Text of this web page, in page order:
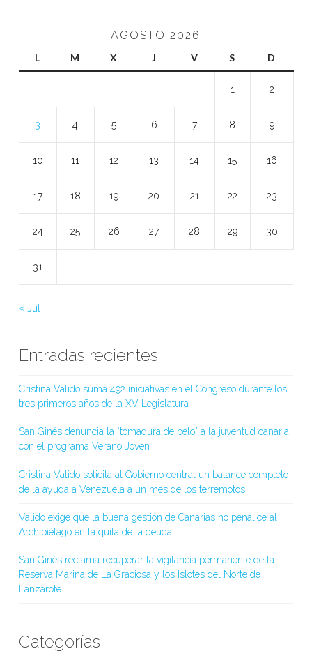
AGOSTO 2026
L M X J V S D
1 2
3 4 5 6 7 8 9
10 11 12 13 14 15 16
17 18 19 20 21 22 23
24 25 26 27 28 29 30
31
« Jul
Entradas recientes
Cristina Valido suma 492 iniciativas en el Congreso durante los
tres primeros años de la XV Legislatura
San Ginés denuncia la “tomadura de pelo” a la juventud canaria
con el programa Verano Joven
Cristina Valido solicita al Gobierno central un balance completo
de la ayuda a Venezuela a un mes de los terremotos
Valido exige que la buena gestión de Canarias no penalice al
Archipiélago en la quita de la deuda
San Ginés reclama recuperar la vigilancia permanente de la
Reserva Marina de La Graciosa y los Islotes del Norte de
Lanzarote
Categorías